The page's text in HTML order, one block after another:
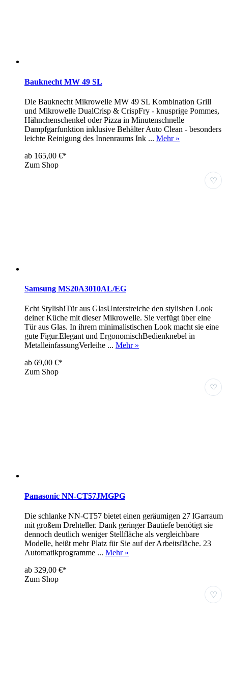
Bauknecht MW 49 SL
Die Bauknecht Mikrowelle MW 49 SL Kombination Grill
und Mikrowelle DualCrisp & CrispFry - knusprige Pommes,
Hähnchenschenkel oder Pizza in Minutenschnelle
Dampfgarfunktion inklusive Behälter Auto Clean - besonders
leichte Reinigung des Innenraums Ink ... Mehr »
ab 165,00 €*
Zum Shop
♡
Samsung MS20A3010AL/EG
Echt Stylish!Tür aus GlasUnterstreiche den stylishen Look
deiner Küche mit dieser Mikrowelle. Sie verfügt über eine
Tür aus Glas. In ihrem minimalistischen Look macht sie eine
gute Figur.Elegant und ErgonomischBedienknebel in
MetalleinfassungVerleihe ... Mehr »
ab 69,00 €*
Zum Shop
♡
Panasonic NN-CT57JMGPG
Die schlanke NN-CT57 bietet einen geräumigen 27 lGarraum
mit großem Drehteller. Dank geringer Bautiefe benötigt sie
dennoch deutlich weniger Stellfläche als vergleichbare
Modelle, heißt mehr Platz für Sie auf der Arbeitsfläche. 23
Automatikprogramme ... Mehr »
ab 329,00 €*
Zum Shop
♡